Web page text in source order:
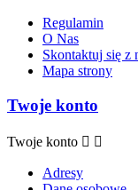
Regulamin
O Nas
Skontaktuj się z
Mapa strony
Twoje konto
Twoje konto  
Adresy